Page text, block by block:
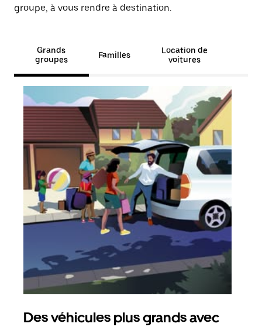
groupe, à vous rendre à destination.
Grands
groupes
Familles
Location de
voitures
Des véhicules plus grands avec